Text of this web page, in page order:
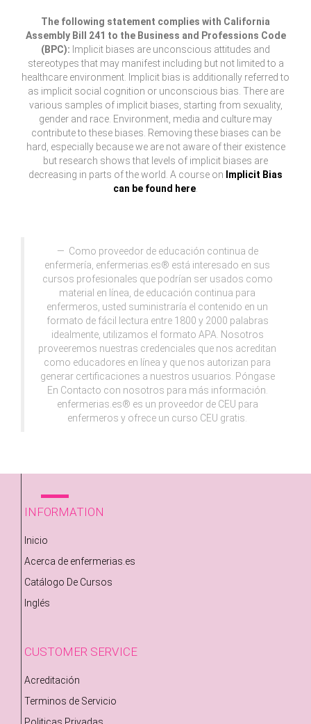
The following statement complies with California
Assembly Bill 241 to the Business and Professions Code
(BPC): Implicit biases are unconscious attitudes and
stereotypes that may manifest including but not limited to a
healthcare environment. Implicit bias is additionally referred to
as implicit social cognition or unconscious bias. There are
various samples of implicit biases, starting from sexuality,
gender and race. Environment, media and culture may
contribute to these biases. Removing these biases can be
hard, especially because we are not aware of their existence
but research shows that levels of implicit biases are
decreasing in parts of the world. A course on Implicit Bias
can be found here
Como proveedor de educación continua de
enfermería, enfermerias.es® está interesado en sus
cursos profesionales que podrían ser usados como
material en línea, de educación continua para
enfermeros, usted suministraría el contenido en un
formato de fácil lectura entre 1800 y 2000 palabras
idealmente, utilizamos el formato APA. Nosotros
proveeremos nuestras credenciales que nos acreditan
como educadores en línea y que nos autorizan para
generar certificaciones a nuestros usuarios. Póngase
En Contacto con nosotros para más información.
enfermerias.es® es un proveedor de CEU para
enfermeros y ofrece un curso CEU gratis.
INFORMATION
Inicio
Acerca de enfermerias.es
Catálogo De Cursos
Inglés
CUSTOMER SERVICE
Acreditación
Terminos de Servicio